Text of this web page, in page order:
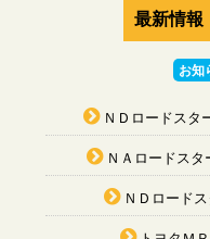
最新情報
お知
ＮＤロードス
ＮＡロードス
ＮＤロード